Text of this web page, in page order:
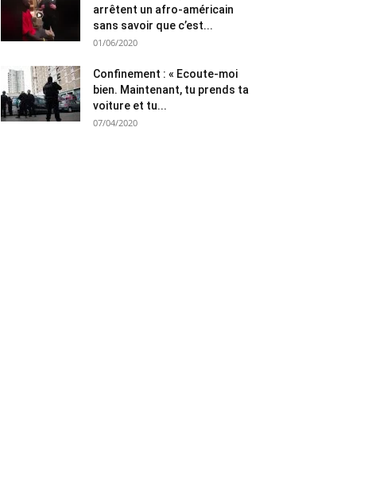
arrêtent un afro-américain
sans savoir que c’est...
01/06/2020
Confinement : « Ecoute-moi
bien. Maintenant, tu prends ta
voiture et tu...
07/04/2020